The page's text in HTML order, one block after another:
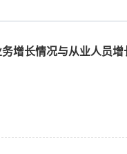
增长情况与从业人员增